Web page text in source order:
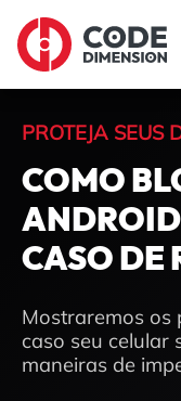
PROTEJA SEUS
COMO
ANDROID
CASO DE
Mostraremos os
caso seu celular
maneiras de